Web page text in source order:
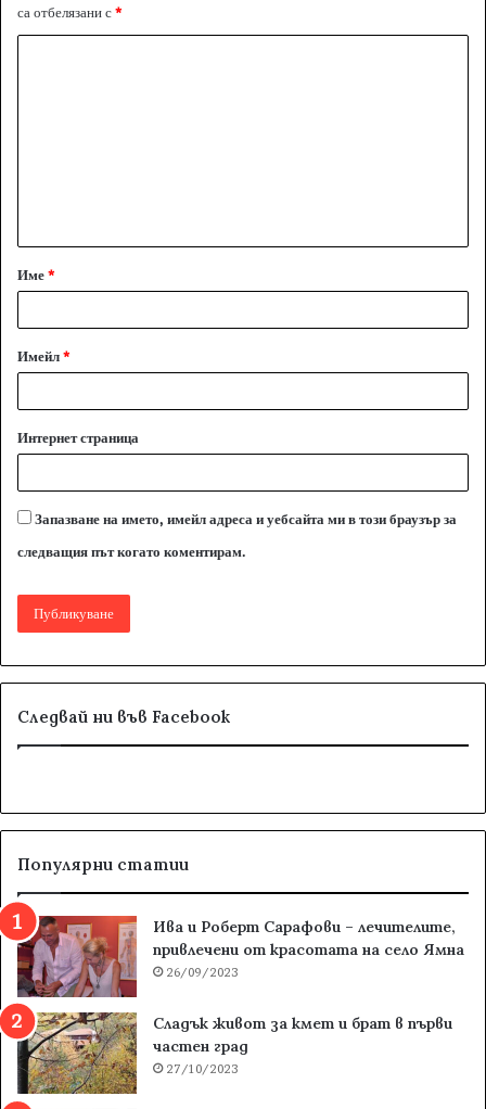
са отбелязани с*
а
р
Име*
Имейл*
Интернет страница
Запазване на името, имейл адреса и уебсайта ми в този браузър за
следващия път когато коментирам.
Следвай ни във Facebook
Популярни статии
Ива и Роберт Сарафови – лечителите,
привлечени от красотата на село Ямна
26/09/2023
Сладък живот за кмет и брат в първи
частен град
27/10/2023